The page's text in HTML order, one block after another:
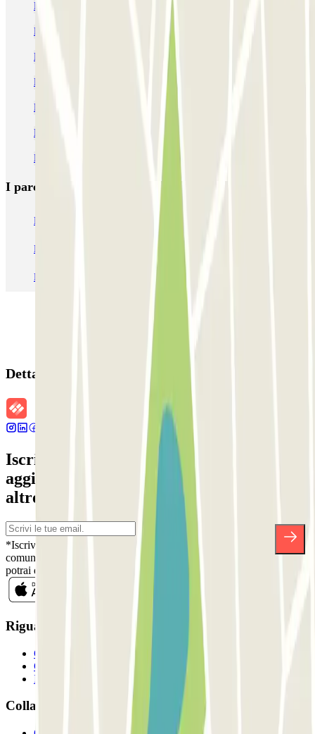
Parcheggi al MACRO, Museo di Arte Contemporanea di Roma
Parcheggio in Viale Regina Margherita
Parcheggi vicino a Porta Pia
Parcheggi vicino all'Hotel Medici
Parcheggi alla stazione di metro di Castro Pretorio
Parcheggi vicino a Villa Torlonia
Parcheggi alla stazione di metro di Policlinico
I parcheggi
Parcheggio Venezia Parcheggio Piazzale Roma Venezia
Parcheggio Roma Parcheggio Milano
Parcheggio Malpensa Terminal 1
Dettagli della prenotazione
Iscriviti alla nostra Newsletter e rimani
aggiornato su sconti, concorsi e tante
altre sorprese.
*Iscrivendoti, accetti la nostra Informativa sulla Privacy per ricevere
comunicazioni commerciali da Parclick. Senza alcun impegno,
potrai disiscriverti quando vuoi direttamente dalla stessa newsletter.
Riguardo a Parclcik
Chi siamo
Come funziona?
I Nostri Parcheggi
Collaboriamo?